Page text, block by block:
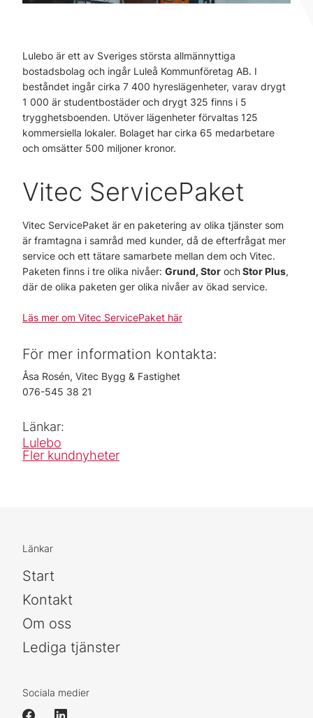
Lulebo är ett av Sveriges största allmännyttiga
bostadsbolag och ingår Luleå Kommunföretag AB. I
beståndet ingår cirka 7 400 hyreslägenheter, varav drygt
1 000 är studentbostäder och drygt 325 finns i 5
trygghetsboenden. Utöver lägenheter förvaltas 125
kommersiella lokaler. Bolaget har cirka 65 medarbetare
och omsätter 500 miljoner kronor.
Vitec ServicePaket
Vitec ServicePaket är en paketering av olika tjänster som
är framtagna i samråd med kunder, då de efterfrågat mer
service och ett tätare samarbete mellan dem och Vitec.
Paketen finns i tre olika nivåer: Grund, Stor ochStor Plus,
där de olika paketen ger olika nivåer av ökad service.
Läs mer om Vitec ServicePaket här
För mer information kontakta:
Åsa Rosén, Vitec Bygg & Fastighet
076-545 38 21
Länkar:
Lulebo
Fler kundnyheter
Länkar
Start
Kontakt
Om oss
Lediga tjänster
Sociala medier